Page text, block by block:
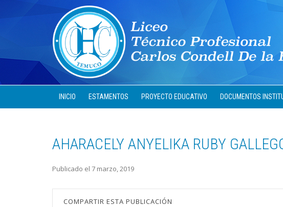
INICIO ESTAMENTOS PROYECTO EDUCATIVO DOCUMENTOS
AHARACELY ANYELIKA RUBY
Publicado el 7 marzo, 2019
COMPARTIR ESTA PUBLICACIÓN